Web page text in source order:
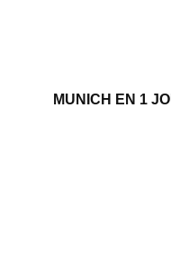
MUNICH EN 1